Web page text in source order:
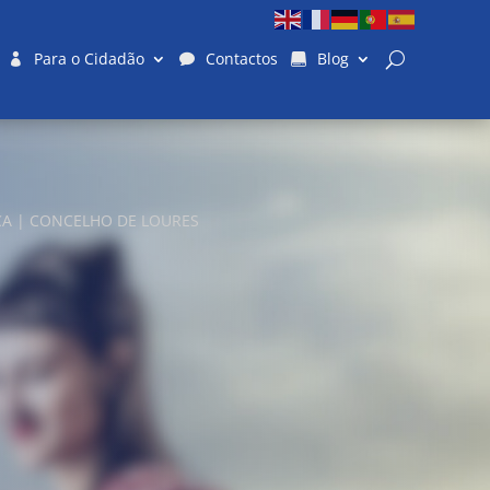
Para o Cidadão Contactos Blog
| CONCELHO DE LOURES